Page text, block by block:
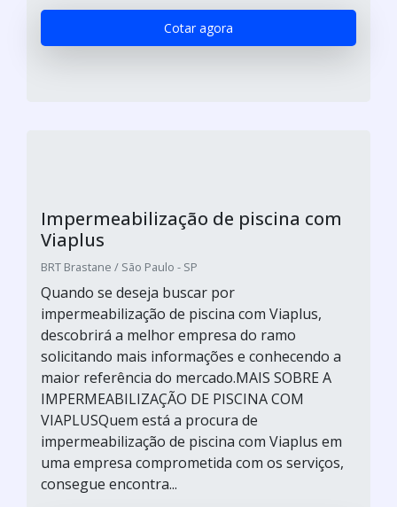
Cotar agora
Impermeabilização de piscina com
Viaplus
BRT Brastane / São Paulo - SP
Quando se deseja buscar por
impermeabilização de piscina com Viaplus,
descobrirá a melhor empresa do ramo
solicitando mais informações e conhecendo a
maior referência do mercado.MAIS SOBRE A
IMPERMEABILIZAÇÃO DE PISCINA COM
VIAPLUSQuem está a procura de
impermeabilização de piscina com Viaplus em
uma empresa comprometida com os serviços,
consegue encontra...